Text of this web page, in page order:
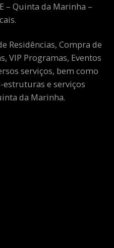
– Quinta da Marinha –
Residências, Compra de
VIP Programas, Eventos
serviços, bem como
estruturas e serviços
da Marinha.